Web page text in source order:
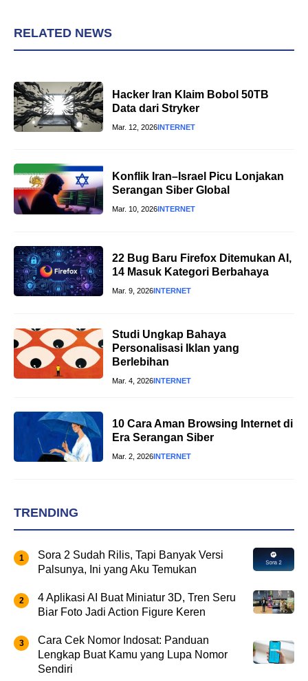
RELATED NEWS
Hacker Iran Klaim Bobol 50TB
Data dari Stryker
Mar. 12, 2026INTERNET
Konflik Iran–Israel Picu Lonjakan
Serangan Siber Global
Mar. 10, 2026INTERNET
22 Bug Baru Firefox Ditemukan AI,
14 Masuk Kategori Berbahaya
Mar. 9, 2026INTERNET
Studi Ungkap Bahaya
Personalisasi Iklan yang
Berlebihan
Mar. 4, 2026INTERNET
10 Cara Aman Browsing Internet di
Era Serangan Siber
Mar. 2, 2026INTERNET
TRENDING
Sora 2 Sudah Rilis, Tapi Banyak Versi
Palsunya, Ini yang Aku Temukan
4 Aplikasi AI Buat Miniatur 3D, Tren Seru
Biar Foto Jadi Action Figure Keren
Cara Cek Nomor Indosat: Panduan
Lengkap Buat Kamu yang Lupa Nomor
Sendiri